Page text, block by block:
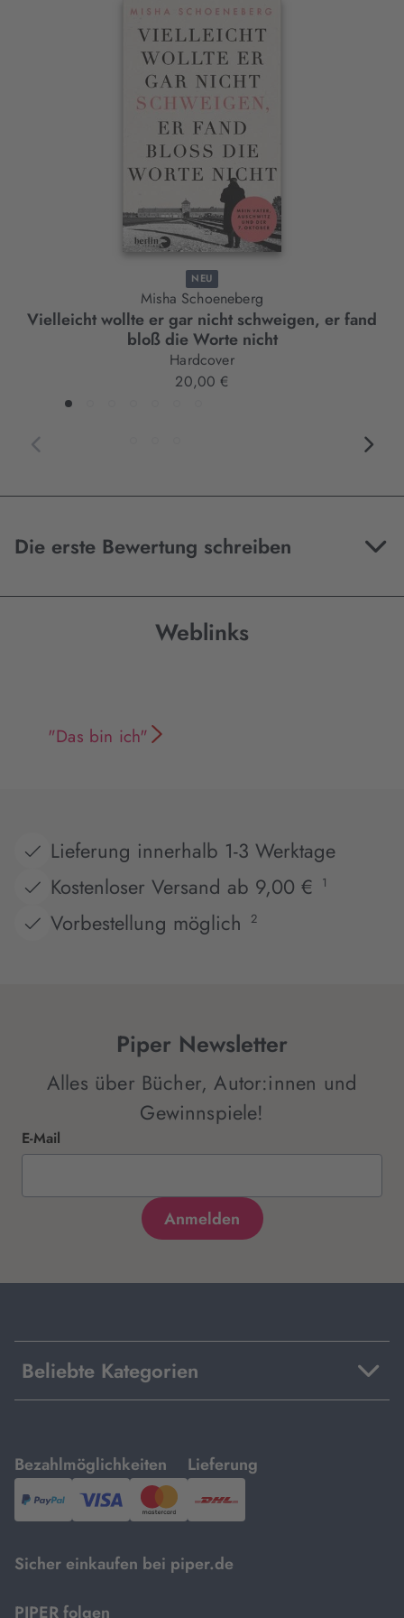
Interaktives
NEU
Misha Schoeneberg
Vielleicht wollte er gar nicht schweigen, er fand
bloß die Worte nicht
Hardcover
20,00 €
Die erste Bewertung schreiben
Weblinks
"Das bin ich"
Lieferung innerhalb 1-3 Werktage
Kostenloser Versand ab 9,00 €
1
Vorbestellung möglich 2
Piper Newsletter
Alles über Bücher, Autor:innen und
Gewinnspiele!
E-Mail
Beliebte Kategorien
Bezahlmöglichkeiten
mit
PayPal,Visa
und
Lieferung
mit
DHL.
Sicher einkaufen bei piper.de
PIPER folgen